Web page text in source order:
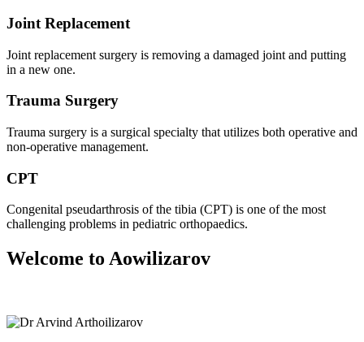
Joint Replacement
Joint replacement surgery is removing a damaged joint and putting
in a new one.
Trauma Surgery
Trauma surgery is a surgical specialty that utilizes both operative and
non-operative management.
CPT
Congenital pseudarthrosis of the tibia (CPT) is one of the most
challenging problems in pediatric orthopaedics.
Welcome to Aowilizarov